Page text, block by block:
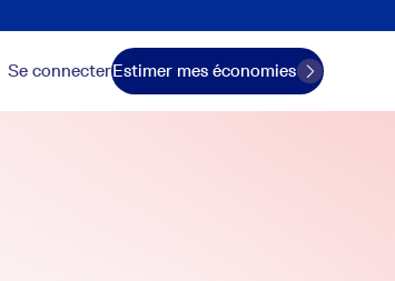
Se connecterEstimer mes économies